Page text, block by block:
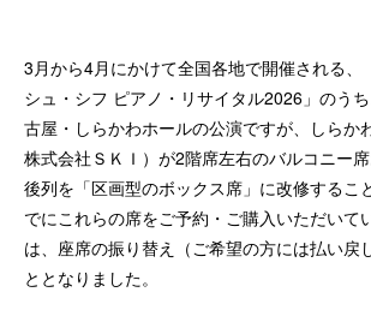
3月から4月にかけて全国各地で開催される、
シュ・シフ ピアノ・リサイタル2026」のう
古屋・しらかわホールの公演ですが、しらか
株式会社ＳＫＩ）が2階席左右のバルコニー
後列を「区画型のボックス席」に改修するこ
でにこれらの席をご予約・ご購入いただいて
は、座席の振り替え（ご希望の方には払い戻
ととなりました。